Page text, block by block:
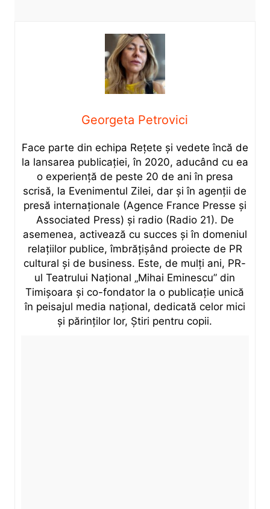
Georgeta Petrovici
Face parte din echipa Rețete și vedete încă de
la lansarea publicației, în 2020, aducând cu ea
o experiență de peste 20 de ani în presa
scrisă, la Evenimentul Zilei, dar și în agenții de
presă internaționale (Agence France Presse și
Associated Press) și radio (Radio 21). De
asemenea, activează cu succes și în domeniul
relațiilor publice, îmbrățișând proiecte de PR
cultural și de business. Este, de mulți ani, PR-
ul Teatrului Național „Mihai Eminescu” din
Timișoara și co-fondator la o publicație unică
în peisajul media național, dedicată celor mici
și părinților lor, Știri pentru copii.